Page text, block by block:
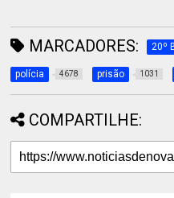
MARCADORES: 20º
polícia 4678 prisão 1031
COMPARTILHE: